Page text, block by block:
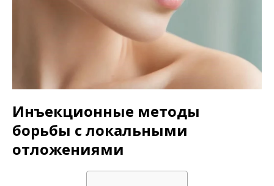
Инъекционные методы
борьбы с локальными
отложениями